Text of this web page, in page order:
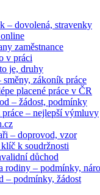
– dovolená, stravenky
zaměstnance
v práci
je, druhy
směny, zákoník práce
placené práce v ČR
– žádost, podmínky
práce – nejlepší výmluvy
– doprovod, vzor
k soudržnosti
důchod
rodiny – podmínky,
– podmínky, žádost